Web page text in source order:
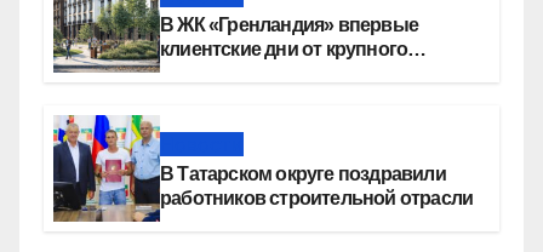
В ЖК «Гренландия» впервые
клиентские дни от крупного
В Татарском округе поздравили
работников строительной отрасли